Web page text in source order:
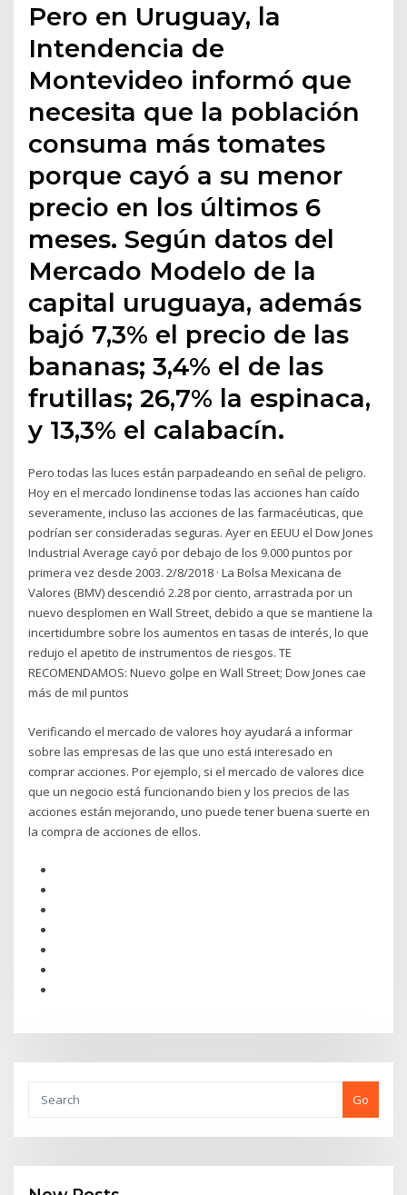
Pero en Uruguay, la
Intendencia de
Montevideo informó que
necesita que la población
consuma más tomates
porque cayó a su menor
precio en los últimos 6
meses. Según datos del
Mercado Modelo de la
capital uruguaya, además
bajó 7,3% el precio de las
bananas; 3,4% el de las
frutillas; 26,7% la espinaca,
y 13,3% el calabacín.
Pero todas las luces están parpadeando en señal de peligro.
Hoy en el mercado londinense todas las acciones han caído
severamente, incluso las acciones de las farmacéuticas, que
podrían ser consideradas seguras. Ayer en EEUU el Dow Jones
Industrial Average cayó por debajo de los 9.000 puntos por
primera vez desde 2003. 2/8/2018 · La Bolsa Mexicana de
Valores (BMV) descendió 2.28 por ciento, arrastrada por un
nuevo desplomen en Wall Street, debido a que se mantiene la
incertidumbre sobre los aumentos en tasas de interés, lo que
redujo el apetito de instrumentos de riesgos. TE
RECOMENDAMOS: Nuevo golpe en Wall Street; Dow Jones cae
más de mil puntos
Verificando el mercado de valores hoy ayudará a informar
sobre las empresas de las que uno está interesado en
comprar acciones. Por ejemplo, si el mercado de valores dice
que un negocio está funcionando bien y los precios de las
acciones están mejorando, uno puede tener buena suerte en
la compra de acciones de ellos.
Go